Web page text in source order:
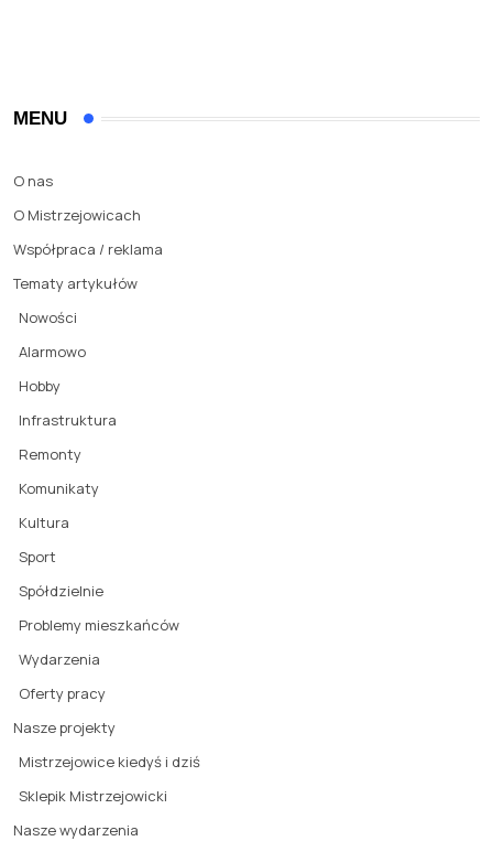
MENU
O nas
O Mistrzejowicach
Współpraca / reklama
Tematy artykułów
Nowości
Alarmowo
Hobby
Infrastruktura
Remonty
Komunikaty
Kultura
Sport
Spółdzielnie
Problemy mieszkańców
Wydarzenia
Oferty pracy
Nasze projekty
Mistrzejowice kiedyś i dziś
Sklepik Mistrzejowicki
Nasze wydarzenia